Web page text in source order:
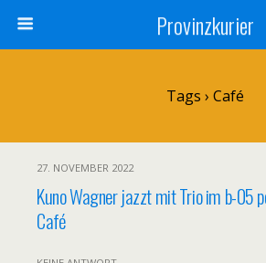
Provinzkurier
Tags › Café
27. NOVEMBER 2022
Kuno Wagner jazzt mit Trio im b-05
Café